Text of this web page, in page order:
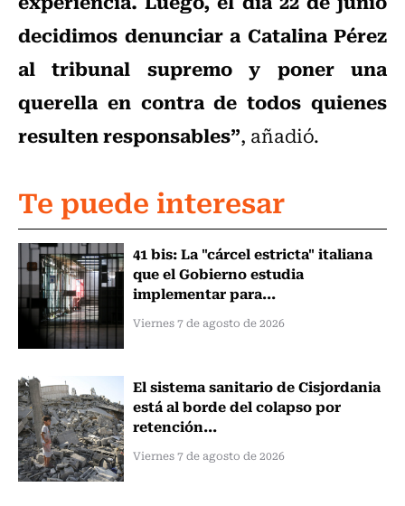
decidimos denunciar a Catalina Pérez
al tribunal supremo y poner una
querella en contra de todos quienes
resulten responsables”, añadió.
Te puede interesar
41 bis: La "cárcel estricta" italiana
que el Gobierno estudia
implementar para...
Viernes 7 de agosto de 2026
El sistema sanitario de Cisjordania
está al borde del colapso por
retención...
Viernes 7 de agosto de 2026